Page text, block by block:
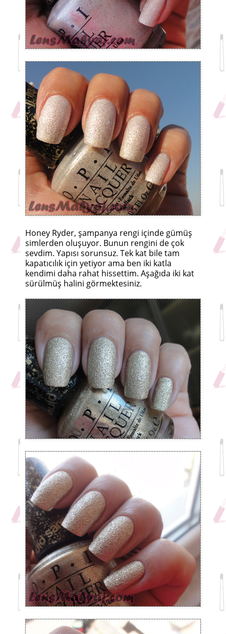
Honey Ryder, şampanya rengi içinde gümüş
simlerden oluşuyor. Bunun rengini de çok
sevdim. Yapısı sorunsuz. Tek kat bile tam
kapatıcılık için yetiyor ama ben iki katla
kendimi daha rahat hissettim. Aşağıda iki kat
sürülmüş halini görmektesiniz.